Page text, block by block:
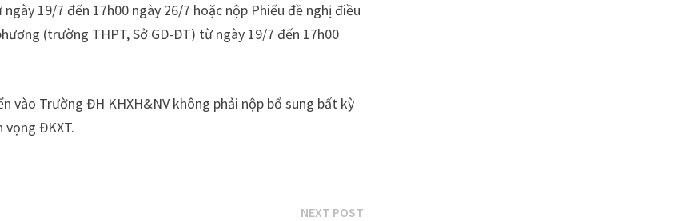
19/7 đến 17h00 ngày 26/7 hoặc nộp Phiếu đề nghị điều
(trường THPT, Sở GD-ĐT) từ ngày 19/7 đến 17h00
vào Trường ĐH KHXH&NV không phải nộp bổ sung bất kỳ
ĐKXT.
NEXT POSTNext